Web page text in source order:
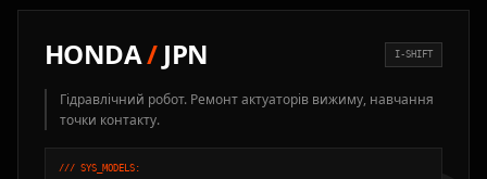
HONDA/JPN I-SHIFT
Гідравлічний робот. Ремонт актуаторів вижиму, навчання
точки контакту.
/// SYS_MODELS: